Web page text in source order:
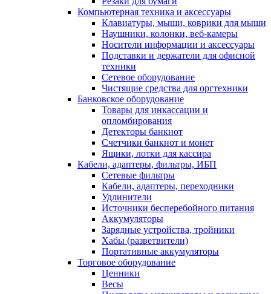
Компьютерная техника и аксессуары
Клавиатуры, мыши, коврики для мыши
Наушники, колонки, веб-камеры
Носители информации и аксессуары
Подставки и держатели для офисной
техники
Сетевое оборудование
Чистящие средства для оргтехники
Банковское оборудование
Товары для инкассации и
опломбирования
Детекторы банкнот
Счетчики банкнот и монет
Ящики, лотки для кассира
Кабели, адаптеры, фильтры, ИБП
Сетевые фильтры
Кабели, адаптеры, переходники
Удлинители
Источники бесперебойного питания
Аккумуляторы
Зарядные устройства, тройники
Хабы (разветвители)
Портативные аккумуляторы
Торговое оборудование
Ценники
Весы